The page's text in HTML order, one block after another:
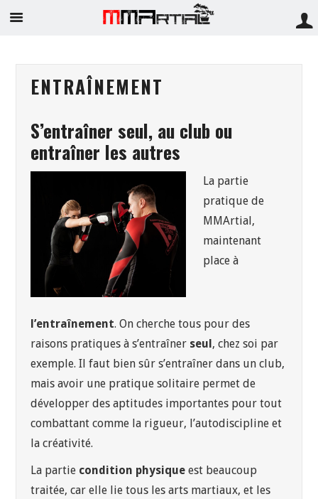
ENTRAÎNEMENT
S’entraîner seul, au club ou
entraîner les autres
La partie
pratique de
MMArtial,
maintenant
place à
l’entraînement. On cherche tous pour des
raisons pratiques à s’entraîner seul, chez soi par
exemple. Il faut bien sûr s’entraîner dans un club,
mais avoir une pratique solitaire permet de
développer des aptitudes importantes pour tout
combattant comme la rigueur, l’autodiscipline et
la créativité.
La partie condition physique est beaucoup
traitée, car elle lie tous les arts martiaux, et les